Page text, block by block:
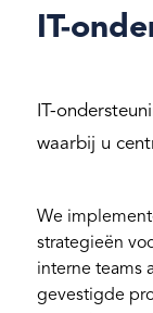
IT-
IT-
waarbij u
We
strategieën
interne teams
gevestigde